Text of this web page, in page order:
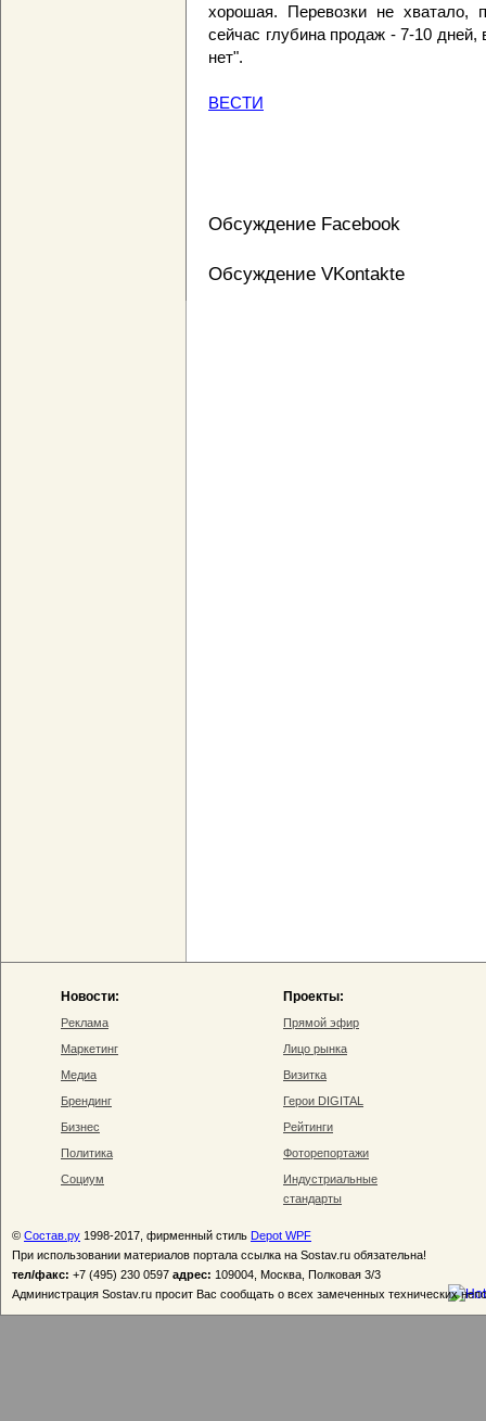
хорошая. Перевозки не хватало,
сейчас глубина продаж - 7-10
нет".
ВЕСТИ
Обсуждение Facebook
Обсуждение VKontakte
Новости:
Реклама
Маркетинг
Медиа
Брендинг
Бизнес
Политика
Социум
Проекты:
Прямой эфир
Лицо рынка
Визитка
Герои DIGITAL
Рейтинги
Фоторепортажи
Индустриальные
стандарты
© Состав.ру 1998-2017, фирменный стиль Depot WPF
При использовании материалов портала ссылка на Sostav.ru обязательна!
тел/факс: +7 (495) 230 0597 адрес: 109004, Москва, Полковая 3/3
Администрация Sostav.ru просит Вас сообщать о всех замеченных технических